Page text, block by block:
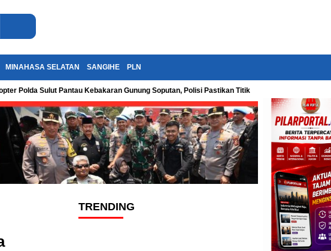
MINAHASA SELATAN SANGIHE PLN
Polda Sulut Pantau Kebakaran Gunung Soputan, Polisi Pastikan Titik Api Terus Diawasi
TRENDING